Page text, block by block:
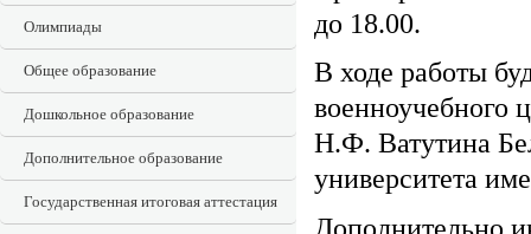
Олимпиады
Общее образование
Дошкольное образование
Дополнительное образование
Государственная итоговая аттестация
до 18.00.
В ходе работы
военноучебного
Н.Ф. Ватутина
университета